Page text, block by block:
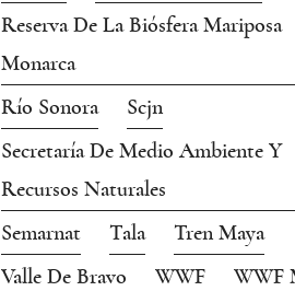
Reserva De La Biósfera Mariposa
Monarca
Río Sonora
Scjn
Secretaría De Medio Ambiente Y
Recursos Naturales
Semarnat
Tala
Tren Maya
Valle De Bravo
WWF
WWF